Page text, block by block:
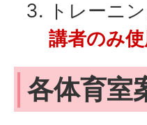
トレーニ
講者のみ
各体育室